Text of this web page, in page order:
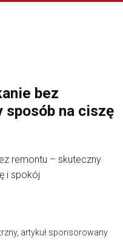
bez
na ciszę
artykuł sponsorowany